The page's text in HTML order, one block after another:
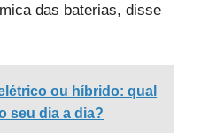
das baterias, disse
ou híbrido: qual
seu dia a dia?